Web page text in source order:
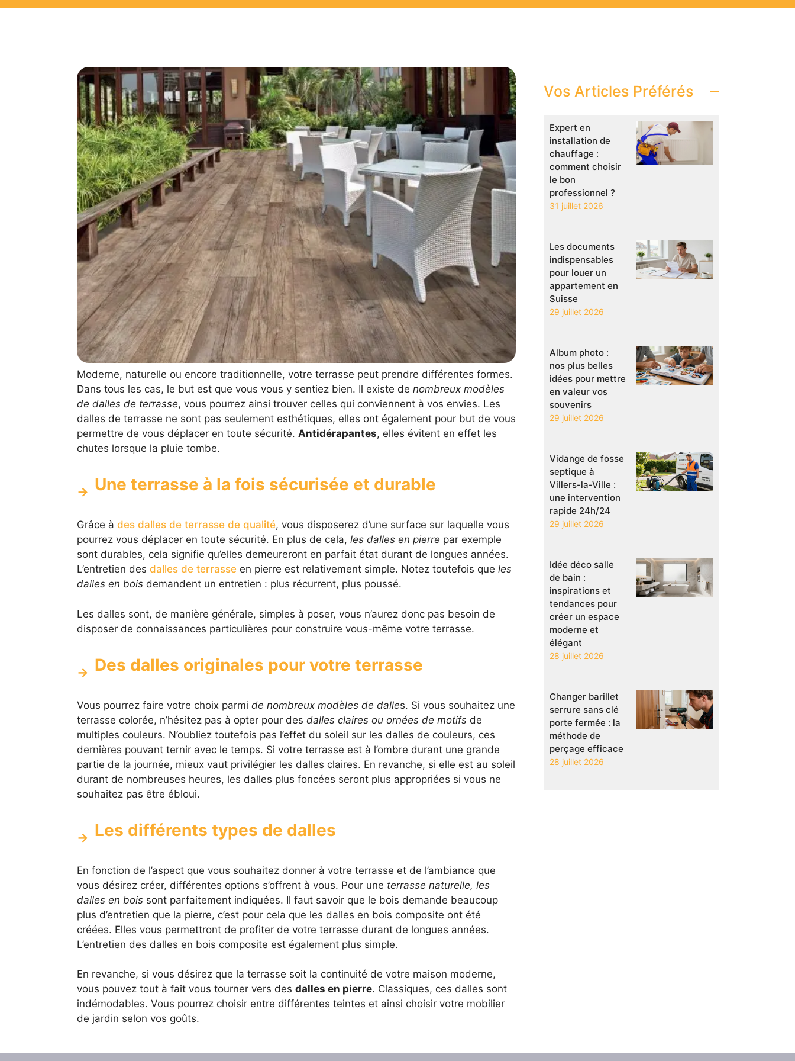
Moderne, naturelle ou encore traditionnelle, votre terrasse peut prendre différentes formes.
Dans tous les cas, le but est que vous vous y sentiez bien. Il existe de nombreux modèles
de dalles de terrasse, vous pourrez ainsi trouver celles qui conviennent à vos envies. Les
dalles de terrasse ne sont pas seulement esthétiques, elles ont également pour but de vous
permettre de vous déplacer en toute sécurité. Antidérapantes, elles évitent en effet les
chutes lorsque la pluie tombe.
Une terrasse à la fois sécurisée et durable
Grâce à des dalles de terrasse de qualité, vous disposerez d’une surface sur laquelle vous
pourrez vous déplacer en toute sécurité. En plus de cela, les dalles en pierre par exemple
sont durables, cela signifie qu’elles demeureront en parfait état durant de longues années.
L’entretien des dalles de terrasseen pierre est relativement simple. Notez toutefois que les
dalles en boisdemandent un entretien : plus récurrent, plus poussé.
Les dalles sont, de manière générale, simples à poser, vous n’aurez donc pas besoin de
disposer de connaissances particulières pour construire vous-même votre terrasse.
Des dalles originales pour votre terrasse
Vous pourrez faire votre choix parmi de nombreux modèles de dalles. Si vous souhaitez une
terrasse colorée, n’hésitez pas à opter pour des dalles claires ou ornées de motifsde
multiples couleurs. N’oubliez toutefois pas l’effet du soleil sur les dalles de couleurs, ces
dernières pouvant ternir avec le temps. Si votre terrasse est à l’ombre durant une grande
partie de la journée, mieux vaut privilégier les dalles claires. En revanche, si elle est au soleil
durant de nombreuses heures, les dalles plus foncées seront plus appropriées si vous ne
souhaitez pas être ébloui.
Les différents types de dalles
En fonction de l’aspect que vous souhaitez donner à votre terrasse et de l’ambiance que
vous désirez créer, différentes options s’offrent à vous. Pour une terrasse naturelle, les
dalles en boissont parfaitement indiquées. Il faut savoir que le bois demande beaucoup
plus d’entretien que la pierre, c’est pour cela que les dalles en bois composite ont été
créées. Elles vous permettront de profiter de votre terrasse durant de longues années.
L’entretien des dalles en bois composite est également plus simple.
En revanche, si vous désirez que la terrasse soit la continuité de votre maison moderne,
vous pouvez tout à fait vous tourner vers des dalles en pierre. Classiques, ces dalles sont
indémodables. Vous pourrez choisir entre différentes teintes et ainsi choisir votre mobilier
de jardin selon vos goûts.
Vos Articles Préférés
Expert en
installation de
chauffage :
comment choisir
le bon
professionnel ?
31 juillet 2026
Les documents
indispensables
pour louer un
appartement en
Suisse
29 juillet 2026
Album photo :
nos plus belles
idées pour mettre
en valeur vos
souvenirs
29 juillet 2026
Vidange de fosse
septique à
Villers-la-Ville :
une intervention
rapide 24h/24
29 juillet 2026
Idée déco salle
de bain :
inspirations et
tendances pour
créer un espace
moderne et
élégant
28 juillet 2026
Changer barillet
serrure sans clé
porte fermée : la
méthode de
perçage efficace
28 juillet 2026